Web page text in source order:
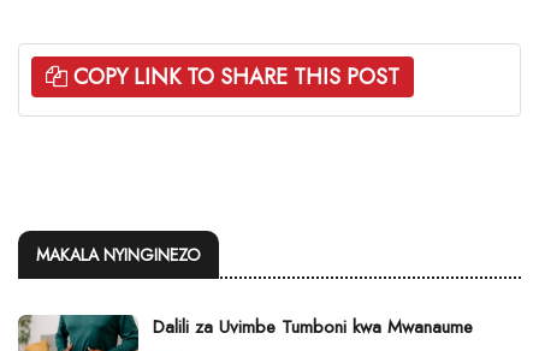
COPY LINK TO SHARE THIS POST
MAKALA NYINGINEZO
Dalili za Uvimbe Tumboni kwa Mwanaume